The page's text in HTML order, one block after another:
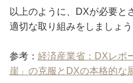
以上のように、DXが必要と
適切な取り組みをしましょう
参考： 経済産業省：DXレポ
崖」の克服とDXの本格的な